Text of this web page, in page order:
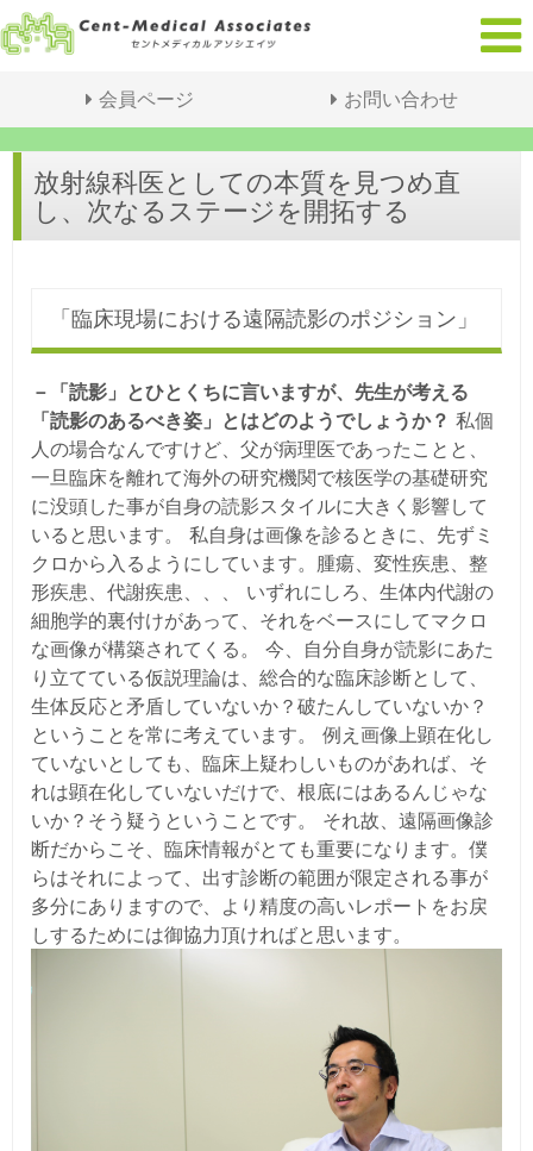
会員ページ お問い合わせ
放射線科医としての本質を見つめ直
し、次なるステージを開拓する
「臨床現場における遠隔読影のポジション」
－「読影」とひとくちに言いますが、先生が考える
「読影のあるべき姿」とはどのようでしょうか？ 私個
人の場合なんですけど、父が病理医であったことと、
一旦臨床を離れて海外の研究機関で核医学の基礎研究
に没頭した事が自身の読影スタイルに大きく影響して
いると思います。 私自身は画像を診るときに、先ずミ
クロから入るようにしています。腫瘍、変性疾患、整
形疾患、代謝疾患、、、 いずれにしろ、生体内代謝の
細胞学的裏付けがあって、それをベースにしてマクロ
な画像が構築されてくる。 今、自分自身が読影にあた
り立てている仮説理論は、総合的な臨床診断として、
生体反応と矛盾していないか？破たんしていないか？
ということを常に考えています。 例え画像上顕在化し
ていないとしても、臨床上疑わしいものがあれば、そ
れは顕在化していないだけで、根底にはあるんじゃな
いか？そう疑うということです。 それ故、遠隔画像診
断だからこそ、臨床情報がとても重要になります。僕
らはそれによって、出す診断の範囲が限定される事が
多分にありますので、より精度の高いレポートをお戻
しするためには御協力頂ければと思います。